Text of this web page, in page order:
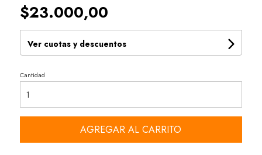
$23.000,00
Ver cuotas y descuentos
Cantidad
AGREGAR AL CARRITO